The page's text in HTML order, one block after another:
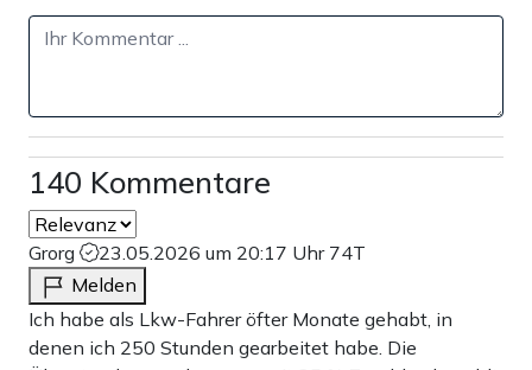
140 Kommentare
Grorg 23.05.2026 um 20:17 Uhr 74T
Melden
Ich habe als Lkw-Fahrer öfter Monate gehabt, in
denen ich 250 Stunden gearbeitet habe. Die